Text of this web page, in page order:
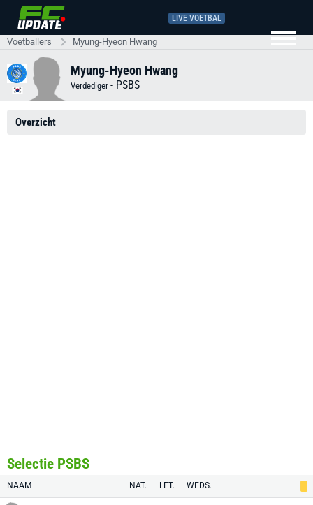
LIVE VOETBAL
Voetballers Myung-Hyeon Hwang
Myung-Hyeon Hwang
Verdediger - PSBS
Overzicht
Selectie PSBS
NAAM NAT. LFT. WEDS.